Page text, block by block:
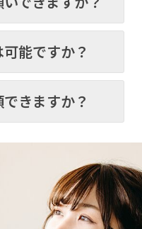
能ですか？
きますか？